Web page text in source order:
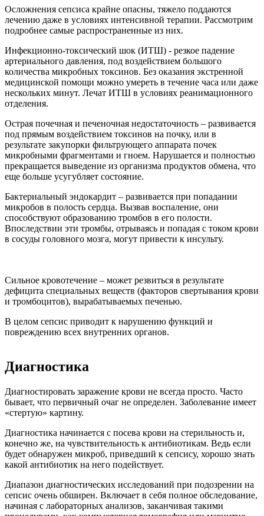
Осложнения сепсиса крайне опасны, тяжело поддаются
лечению даже в условиях интенсивной терапии. Рассмотрим
подробнее самые распространенные из них.
Инфекционно-токсический шок (ИТШ) - резкое падение
артериального давления, под воздействием большого
количества микробных токсинов. Без оказания экстренной
медицинской помощи можно умереть в течение часа или даже
нескольких минут. Лечат ИТШ в условиях реанимационного
отделения.
Острая почечная и печеночная недостаточность – развивается
под прямым воздействием токсинов на почку, или в
результате закупорки фильтрующего аппарата почек
микробными фрагментами и гноем. Нарушается и полностью
прекращается выведение из организма продуктов обмена, что
еще больше усугубляет состояние.
Бактериальный эндокардит – развивается при попадании
микробов в полость сердца. Вызвав воспаление, они
способствуют образованию тромбов в его полости.
Впоследствии эти тромбы, отрываясь и попадая с током крови
в сосуды головного мозга, могут привести к инсульту.
Сильное кровотечение – может резвиться в результате
дефицита специальных веществ (факторов свертывания крови
и тромбоцитов), вырабатываемых печенью.
В целом сепсис приводит к нарушению функций и
повреждению всех внутренних органов.
Диагностика
Диагностировать заражение крови не всегда просто. Часто
бывает, что первичный очаг не определен. Заболевание имеет
«стертую» картину.
Диагностика начинается с посева крови на стерильность и,
конечно же, на чувствительность к антибиотикам. Ведь если
будет обнаружен микроб, приведший к сепсису, хорошо знать
какой антибиотик на него подействует.
Диапазон диагностических исследований при подозрении на
сепсис очень обширен. Включает в себя полное обследование,
начиная с лабораторных анализов, заканчивая такими